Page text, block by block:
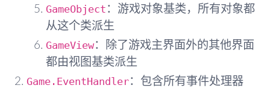
GameObject ：游戏对象基类，所有对象都
从这个类派生
GameView：除了游戏主界面外的其他界面
都由视图基类派生
Game.EventHandler：包含所有事件处理器